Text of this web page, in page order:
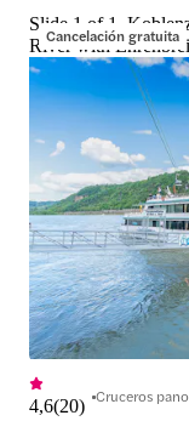
Cancelación gratuita
Slide 1 of 1,
River with
4,6(20) Cruceros